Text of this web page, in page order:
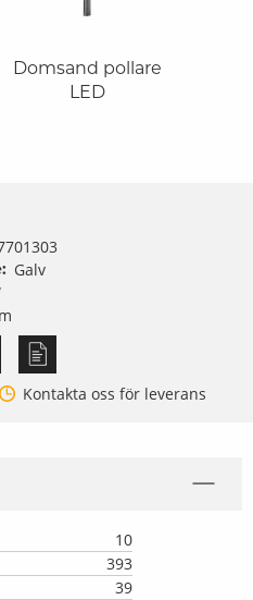
Domsand pollare
LED
Galv
Kontakta oss för leverans
10
393
39